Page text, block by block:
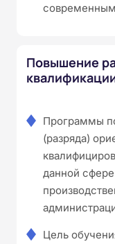
современным
Повышение
Программы
(разряда)
данной
Цель